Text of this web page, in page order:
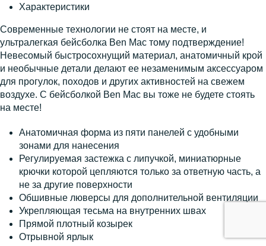
Характеристики
Современные технологии не стоят на месте, и
ультралегкая бейсболка Ben Mac тому подтверждение!
Невесомый быстросохнущий материал, анатомичный крой
и необычные детали делают ее незаменимым аксессуаром
для прогулок, походов и других активностей на свежем
воздухе. С бейсболкой Ben Mac вы тоже не будете стоять
на месте!
Анатомичная форма из пяти панелей с удобными
зонами для нанесения
Регулируемая застежка с липучкой, миниатюрные
крючки которой цепляются только за ответную часть, а
не за другие поверхности
Обшивные люверсы для дополнительной вентиляции
Укрепляющая тесьма на внутренних швах
Прямой плотный козырек
Отрывной ярлык